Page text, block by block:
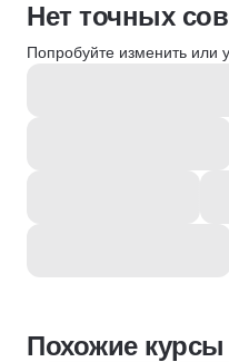
Нет точных
Попробуйте изменить или
Похожие курсы